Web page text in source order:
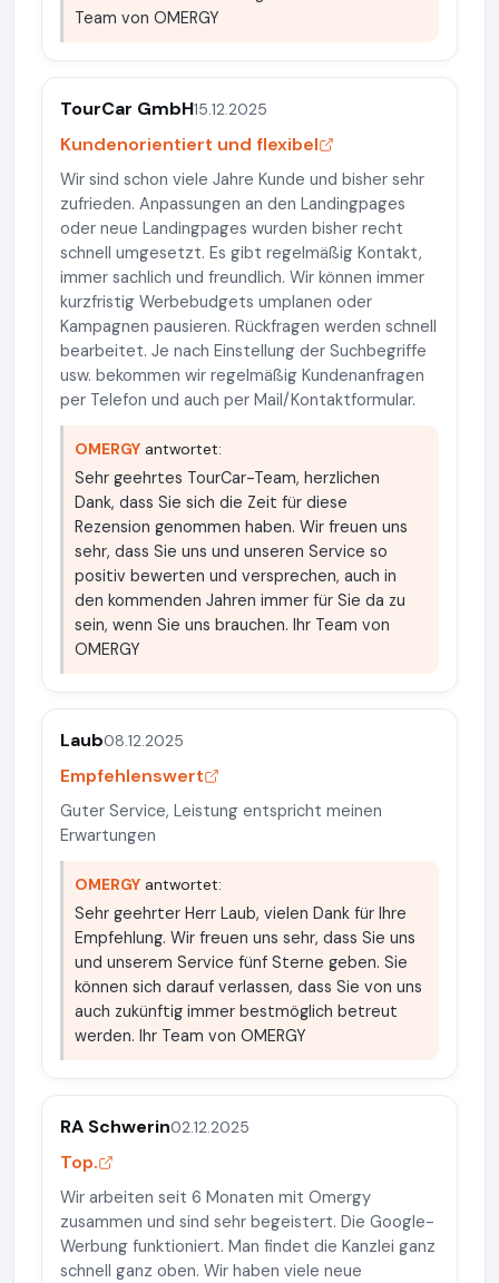
Team von OMERGY
TourCar GmbH15.12.2025
Kundenorientiert und flexibel
Wir sind schon viele Jahre Kunde und bisher sehr
zufrieden. Anpassungen an den Landingpages
oder neue Landingpages wurden bisher recht
schnell umgesetzt. Es gibt regelmäßig Kontakt,
immer sachlich und freundlich. Wir können immer
kurzfristig Werbebudgets umplanen oder
Kampagnen pausieren. Rückfragen werden schnell
bearbeitet. Je nach Einstellung der Suchbegriffe
usw. bekommen wir regelmäßig Kundenanfragen
per Telefon und auch per Mail/Kontaktformular.
OMERGY antwortet:
Sehr geehrtes TourCar-Team, herzlichen
Dank, dass Sie sich die Zeit für diese
Rezension genommen haben. Wir freuen uns
sehr, dass Sie uns und unseren Service so
positiv bewerten und versprechen, auch in
den kommenden Jahren immer für Sie da zu
sein, wenn Sie uns brauchen. Ihr Team von
OMERGY
Laub08.12.2025
Empfehlenswert
Guter Service, Leistung entspricht meinen
Erwartungen
OMERGY antwortet:
Sehr geehrter Herr Laub, vielen Dank für Ihre
Empfehlung. Wir freuen uns sehr, dass Sie uns
und unserem Service fünf Sterne geben. Sie
können sich darauf verlassen, dass Sie von uns
auch zukünftig immer bestmöglich betreut
werden. Ihr Team von OMERGY
RA Schwerin02.12.2025
Top.
Wir arbeiten seit 6 Monaten mit Omergy
zusammen und sind sehr begeistert. Die Google-
Werbung funktioniert. Man findet die Kanzlei ganz
schnell ganz oben. Wir haben viele neue